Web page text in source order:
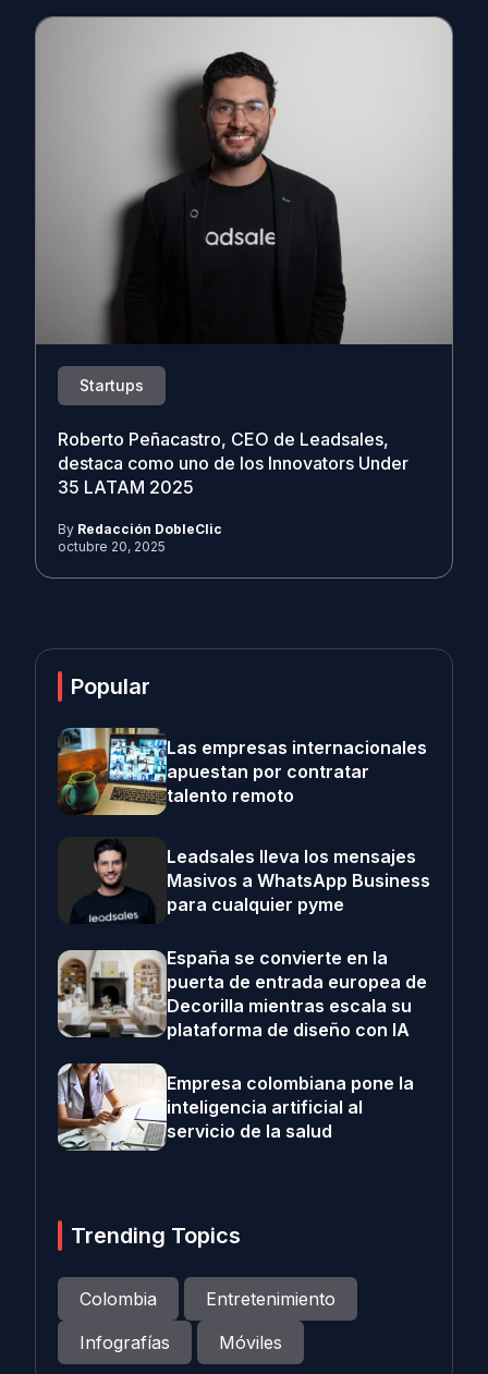
Startups
Roberto Peñacastro, CEO de Leadsales,
destaca como uno de los Innovators Under
35 LATAM 2025
By Redacción DobleClic
octubre 20, 2025
Popular
Las empresas internacionales
apuestan por contratar
talento remoto
Leadsales lleva los mensajes
Masivos a WhatsApp Business
para cualquier pyme
España se convierte en la
puerta de entrada europea de
Decorilla mientras escala su
plataforma de diseño con IA
Empresa colombiana pone la
inteligencia artificial al
servicio de la salud
Trending Topics
Colombia
Entretenimiento
Infografías
Móviles